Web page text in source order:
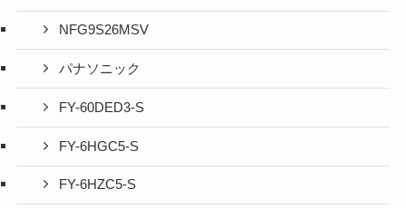
NFG9S26MSV
パナソニック
FY-60DED3-S
FY-6HGC5-S
FY-6HZC5-S